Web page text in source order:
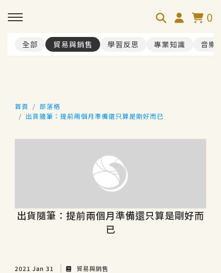
0
全部 貿易與銷售 學習反思 專業知識 音樂
首頁
部落格
出貨隨筆：提前兩個月準備還只算是剛好而已
出貨隨筆：提前兩個月準備還只算是剛好而
已
2021 Jan 31 貿易與銷售